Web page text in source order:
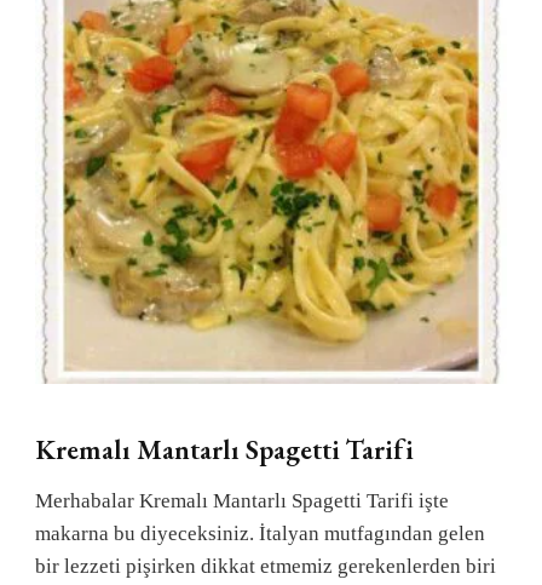
Kremalı Mantarlı Spagetti Tarifi
Merhabalar Kremalı Mantarlı Spagetti Tarifi işte
makarna bu diyeceksiniz. İtalyan mutfagından gelen
bir lezzeti pişirken dikkat etmemiz gerekenlerden biri